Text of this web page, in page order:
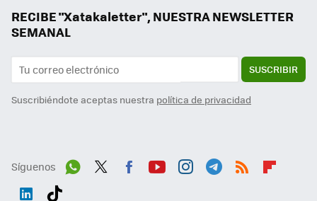
RECIBE "Xatakaletter", NUESTRA NEWSLETTER
SEMANAL
SUSCRIBIR
Suscribiéndote aceptas nuestra política de privacidad
Síguenos